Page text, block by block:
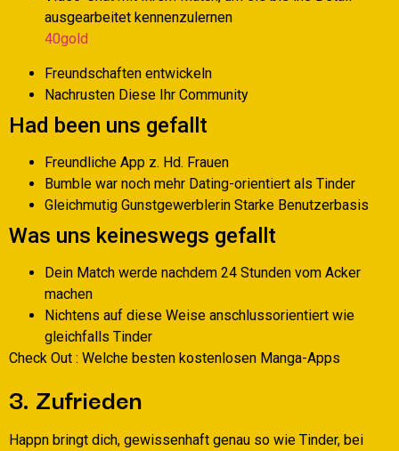
ausgearbeitet kennenzulernen
40gold
Freundschaften entwickeln
Nachrusten Diese Ihr Community
Had been uns gefallt
Freundliche App z. Hd. Frauen
Bumble war noch mehr Dating-orientiert als Tinder
Gleichmutig Gunstgewerblerin Starke Benutzerbasis
Was uns keineswegs gefallt
Dein Match werde nachdem 24 Stunden vom Acker
machen
Nichtens auf diese Weise anschlussorientiert wie
gleichfalls Tinder
Check Out : Welche besten kostenlosen Manga-Apps
3. Zufrieden
Happn bringt dich, gewissenhaft genau so wie Tinder, bei